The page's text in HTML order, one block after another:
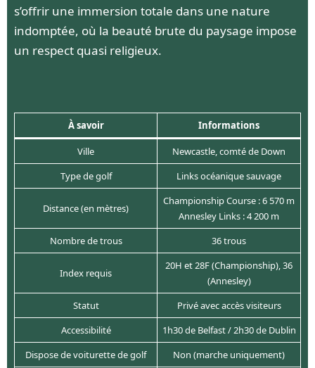
s’offrir une immersion totale dans une nature
indomptée, où la beauté brute du paysage impose
un respect quasi religieux.
À savoir Informations
Ville
Newcastle, comté de Down
Type de golf
Links océanique sauvage
Distance (en mètres)
Championship Course : 6 570 m
Annesley Links : 4 200 m
Nombre de trous
36 trous
Index requis
20H et 28F (Championship), 36
(Annesley)
Statut
Privé avec accès visiteurs
Accessibilité
1h30 de Belfast / 2h30 de Dublin
Dispose de voiturette de golf
Non (marche uniquement)